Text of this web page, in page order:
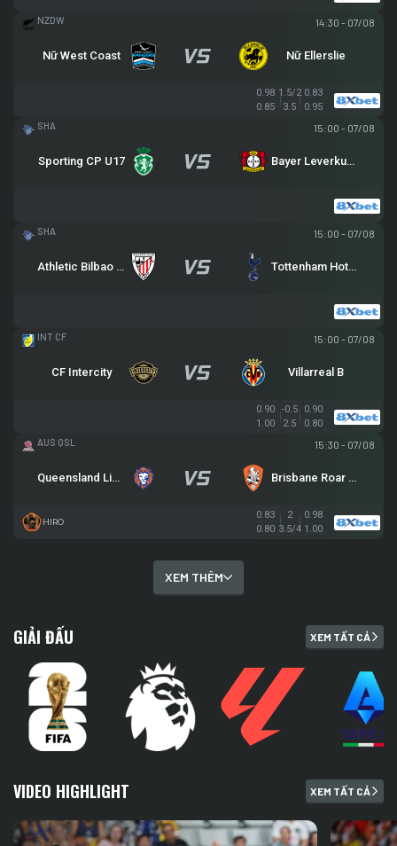
14:30 - 07/08
Nữ West Coast Nữ Ellerslie
0.98 1.5/2 0.83
0.85
3.5
0.95
15:00 - 07/08
Sporting CP U17 Bayer Leverkusen U17
15:00 - 07/08
Athletic Bilbao U17 Tottenham Hotspur U17
GIAO HỮU CLB 15:00 - 07/08
CF Intercity Villarreal B
0.90 -0.5
0.90
1.00
2.5
0.80
15:30 - 07/08
Queensland Lions SC Brisbane Roar (Y)
HIRO
0.83 2
0.98
0.80 3.5/4 1.00
XEM THÊM
GIẢI ĐẤU XEM TẤT CẢ
VIDEO HIGHLIGHT XEM TẤT CẢ